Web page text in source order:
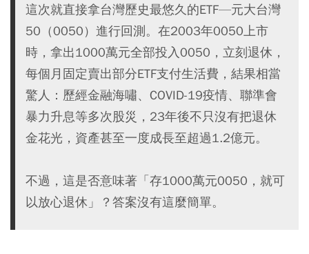
這次就直接拿台灣歷史最悠久的ETF—元大台灣
50（0050）進行回測。在2003年0050上市
時，拿出1000萬元全部投入0050，立刻退休，
每個月固定賣出部分ETF支付生活費，結果相當
驚人：歷經金融海嘯、COVID-19疫情、聯準會
暴力升息等多次股災，23年後不只沒有把退休
金花光，資產甚至一度成長至超過1.2億元。
不過，這是否意味著「存1000萬元0050，就可
以放心退休」？答案沒有這麼簡單。